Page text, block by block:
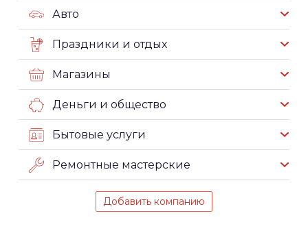
Авто
Праздники и отдых
Магазины
Деньги и общество
Бытовые услуги
Ремонтные мастерские
Добавить компанию